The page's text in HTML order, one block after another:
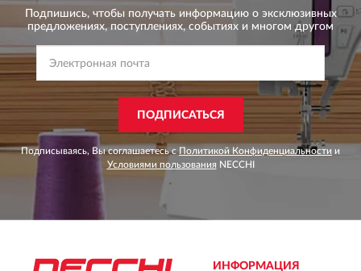
Подпишись, чтобы получать информацию о эксклюзивных
предложениях,поступлениях, событиях и многом другом
ПОДПИСАТЬСЯ
Подписываясь, Вы соглашаетесь с Политикой Конфиденциальности и
Условиями пользования NECCHI
ИНФОРМАЦИЯ